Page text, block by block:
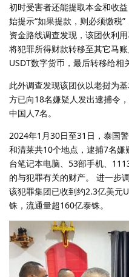
初时受害者还能提取本金和收
始提示“如果提款，则必须缴税
资金路线调查发现，该团伙利
将犯罪所得财款转移至其它马
USDT数字货币，最后转移给相
此外调查发现该团伙以老挝为
方已向18名嫌疑人发出逮捕令
中国人7名。
2024年1月30日至31日，泰国
和清莱共10个地点，逮捕7名
台笔记本电脑、53部手机、
的与犯罪有关的财产。 进一步
该犯罪集团已收到约2.3亿美元
铢，流通量超160亿泰铢。